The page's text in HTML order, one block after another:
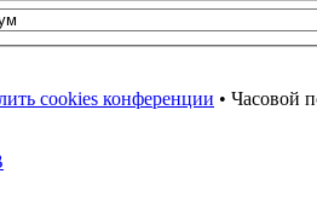
cookies конференции • Часовой